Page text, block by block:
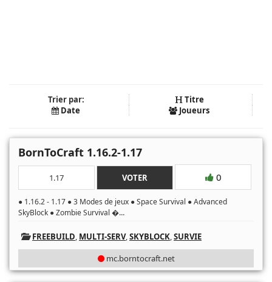
Trier par:
Titre
Date
Joueurs
BornToCraft 1.16.2-1.17
1.17 VOTER 0
● 1.16.2 - 1.17 ● 3 Modes de jeux ● Space Survival ● Advanced
SkyBlock ● Zombie Survival �...
FREEBUILD, MULTI-SERV,SKYBLOCK,SURVIE
mc.borntocraft.net